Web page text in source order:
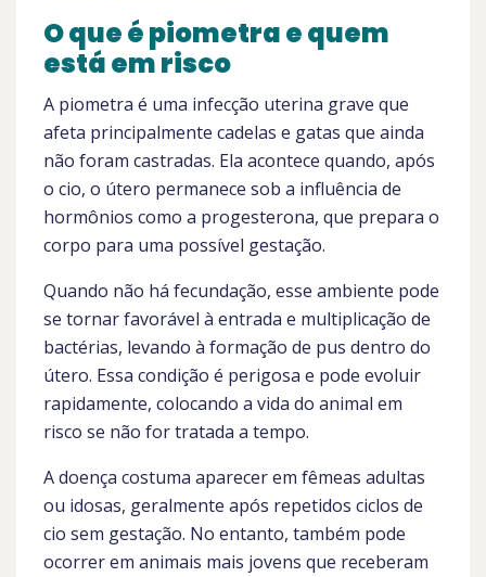
O que é piometra e quem
está em risco
A piometra é uma infecção uterina grave que
afeta principalmente cadelas e gatas que ainda
não foram castradas. Ela acontece quando, após
o cio, o útero permanece sob a influência de
hormônios como a progesterona, que prepara o
corpo para uma possível gestação.
Quando não há fecundação, esse ambiente pode
se tornar favorável à entrada e multiplicação de
bactérias, levando à formação de pus dentro do
útero. Essa condição é perigosa e pode evoluir
rapidamente, colocando a vida do animal em
risco se não for tratada a tempo.
A doença costuma aparecer em fêmeas adultas
ou idosas, geralmente após repetidos ciclos de
cio sem gestação. No entanto, também pode
ocorrer em animais mais jovens que receberam